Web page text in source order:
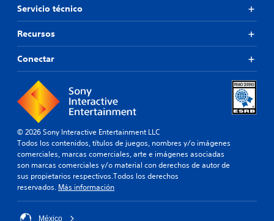
Servicio técnico
Recursos
Conectar
© 2026 Sony Interactive Entertainment LLC
Todos los contenidos, títulos de juegos, nombres y/o imágenes
comerciales, marcas comerciales, arte e imágenes asociadas
son marcas comerciales y/o material con derechos de autor de
sus propietarios respectivos.Todos los derechos
reservados. Más información
México